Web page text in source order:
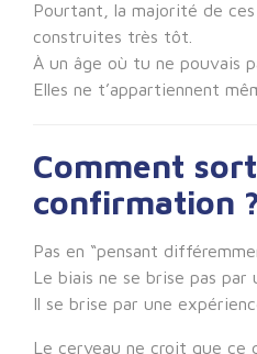
Pourtant, la majorité de
construites très tôt.
À un âge où tu ne pouvais
Elles ne t’appartiennent
Comment
confirmation ?
Pas en “pensant
Le biais ne se brise pas par
Il se brise par une
Le cerveau ne croit que ce